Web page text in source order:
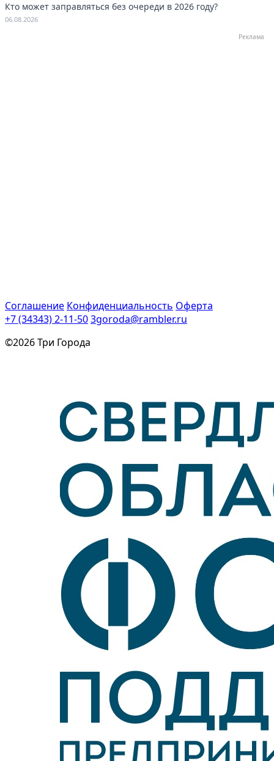
Кто может заправляться без очереди в 2026 году?
06.08.2026
Реклама
Соглашение Конфиденциальность Оферта
+7 (34343) 2-11-503goroda@rambler.ru
©2026 Три Города